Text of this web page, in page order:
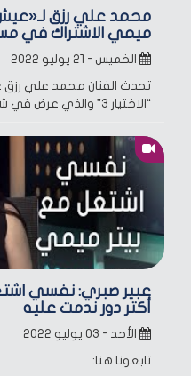
محمد علي رزق
ميمي الاشتراك في
الخميس - ٢١ يوليو ٢٠٢٢
تحدث الفنان محمد علي
“الاختيار 3” والذي عرض في شهر رمضان
عبير صبري: نفسي
أكتر دور ندمت عليه
الأحد - ٠٣ يوليو ٢٠٢٢
تابعونا هنا: